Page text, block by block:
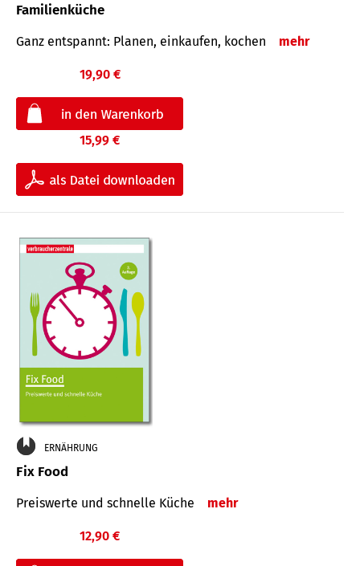
Familienküche
Ganz entspannt: Planen, einkaufen, kochen mehr
19,90 €
15,99 €
ERNÄHRUNG
Fix Food
Preiswerte und schnelle Küche mehr
12,90 €